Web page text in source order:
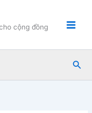
cộng đồng
Tìm